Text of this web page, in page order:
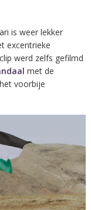
is weer lekker
excentrieke
werd zelfs gefilmd
met de
voorbije